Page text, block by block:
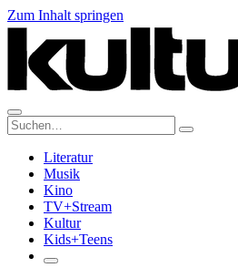
Zum Inhalt springen
Suche:
Literatur
Musik
Kino
TV+Stream
Kultur
Kids+Teens